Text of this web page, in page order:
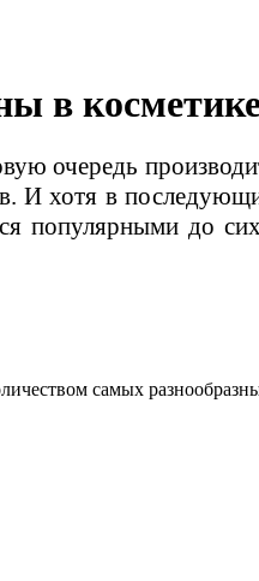
в
очередь
И хотя в
популярными до
самых